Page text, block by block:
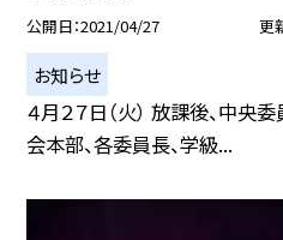
公開日 2021/04/27 更
お知らせ
４月２７日（火） 放課後、中央
会本部、各委員長、学級...